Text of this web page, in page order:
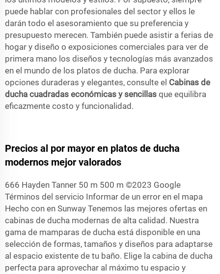
puede hablar con profesionales del sector y ellos le
darán todo el asesoramiento que su preferencia y
presupuesto merecen. También puede asistir a ferias de
hogar y diseño o exposiciones comerciales para ver de
primera mano los diseños y tecnologías más avanzados
en el mundo de los platos de ducha. Para explorar
opciones duraderas y elegantes, consulte el Cabinas de
ducha cuadradas económicas y sencillas que equilibra
eficazmente costo y funcionalidad.
Precios al por mayor en platos de ducha
modernos mejor valorados
666 Hayden Tanner 50 m 500 m ©2023 Google
Términos del servicio Informar de un error en el mapa
Hecho con en Sunway Tenemos las mejores ofertas en
cabinas de ducha modernas de alta calidad. Nuestra
gama de mamparas de ducha está disponible en una
selección de formas, tamaños y diseños para adaptarse
al espacio existente de tu baño. Elige la cabina de ducha
perfecta para aprovechar al máximo tu espacio y